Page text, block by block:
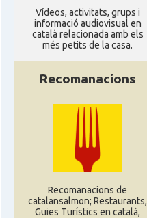
Ví­deos, activitats, grups i
informació audiovisual en
català relacionada amb els
més petits de la casa.
Recomanacions
Recomanacions de
catalansalmon; Restaurants,
Guies Turístics en català,